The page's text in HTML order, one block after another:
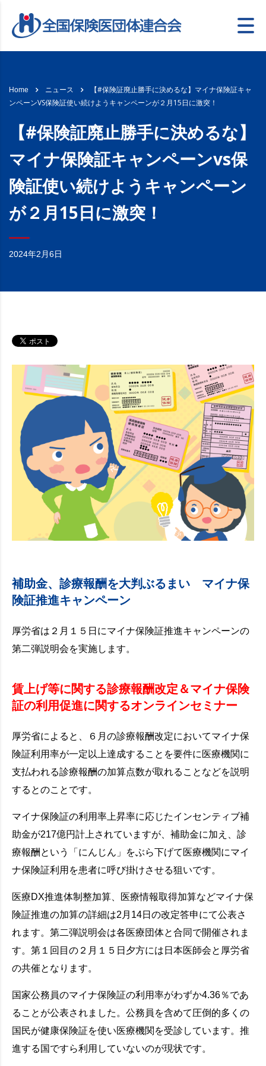
Home ニュース
【#保険証廃止勝手に決めるな】マイナ保険証キャ
ンペーンVS保険証使い続けようキャンペーンが２月15日に激突！
【#保険証廃止勝手に決めるな】
マイナ保険証キャンペーンvs保
険証使い続けようキャンペーン
が２月15日に激突！
2024年2月6日
補助金、診療報酬を大判ぶるまい マイナ保
険証推進キャンペーン
厚労省は２月１５日にマイナ保険証推進キャンペーンの
第二弾説明会を実施します。
賃上げ等に関する診療報酬改定＆マイナ保険
証の利用促進に関するオンラインセミナー
厚労省によると、６月の診療報酬改定においてマイナ保
険証利用率が一定以上達成することを要件に医療機関に
支払われる診療報酬の加算点数が取れることなどを説明
するとのことです。
マイナ保険証の利用率上昇率に応じたインセンティブ補
助金が217億円計上されていますが、補助金に加え、診
療報酬という「にんじん」をぶら下げて医療機関にマイ
ナ保険証利用を患者に呼び掛けさせる狙いです。
医療DX推進体制整加算、医療情報取得加算などマイナ保
険証推進の加算の詳細は2月14日の改定答申にて公表さ
れます。第二弾説明会は各医療団体と合同で開催されま
す。第１回目の２月１５日夕方には日本医師会と厚労省
の共催となります。
国家公務員のマイナ保険証の利用率がわずか4.36％であ
ることが公表されました。公務員を含めて圧倒的多くの
国民が健康保険証を使い医療機関を受診しています。推
進する国ですら利用していないのが現状です。